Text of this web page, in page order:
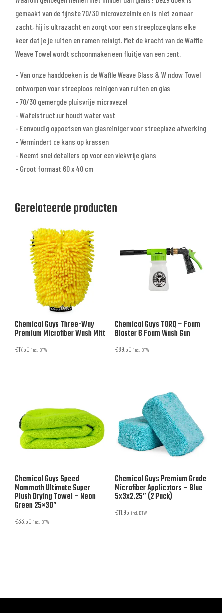
gemaakt van de fijnste 70/30 microvezelmix en is niet zomaar
zacht, hij is ultrazacht en zorgt voor een streeploze glans elke
keer dat je je ruiten en ramen reinigt. Met de kracht van de Waffle
Weave Towel wordt schoonmaken een fluitje van een cent.
- Van onze handdoeken is de Waffle Weave Glass & Window Towel
ontworpen voor streeploos reinigen van ruiten en glas
- 70/30 gemengde pluisvrije microvezel
- Wafelstructuur houdt water vast
- Eenvoudig oppoetsen van glasreiniger voor streeploze afwerking
- Vermindert de kans op krassen
- Neemt snel detailers op voor een vlekvrije glans
- Groot formaat 60 x 40 cm
Gerelateerde producten
Chemical Guys Three-Way
Premium Microfiber Wash Mitt
€17,50 incl. BTW
Chemical Guys TORQ – Foam
Blaster 6 Foam Wash Gun
€89,50 incl. BTW
Chemical Guys Speed
Mammoth Ultimate Super
Plush Drying Towel – Neon
Green 25×30”
€33,50 incl. BTW
Chemical Guys Premium Grade
Microfiber Applicators – Blue
5x3x2.25” (2 Pack)
€11,95 incl. BTW